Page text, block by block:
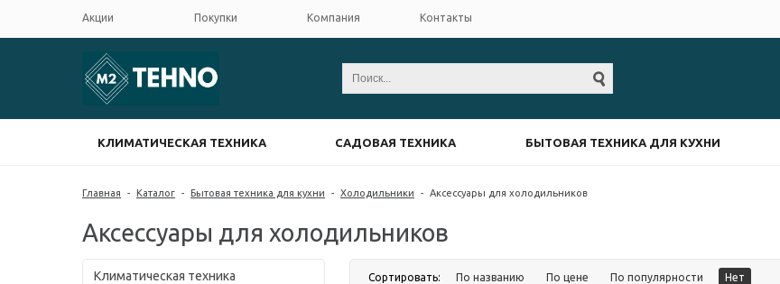
Акции Покупки Компания Контакты
КЛИМАТИЧЕСКАЯ ТЕХНИКА САДОВАЯ ТЕХНИКА БЫТОВАЯ ТЕХНИКА ДЛЯ КУХНИ
Главная - Каталог - Бытовая техника для кухни - Холодильники - Аксессуары для холодильников
Аксессуары для холодильников
Климатическая техника Сортировать: По названию По цене По популярности Нет